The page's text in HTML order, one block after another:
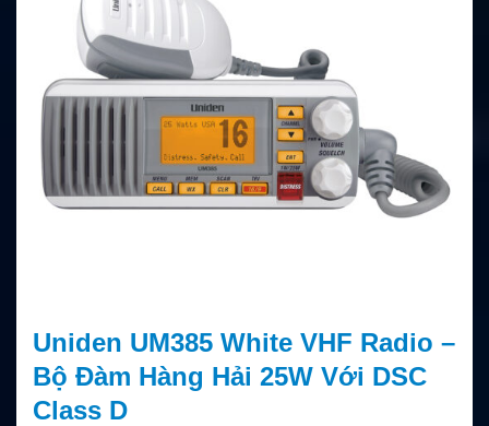
Uniden UM385 White VHF Radio –
Bộ Đàm Hàng Hải 25W Với DSC
Class D